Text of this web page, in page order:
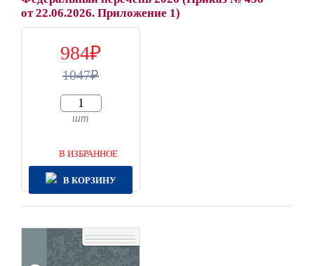
от 22.06.2026. Приложение 1)
984
1047
шт
В ИЗБРАННОЕ
В КОРЗИНУ